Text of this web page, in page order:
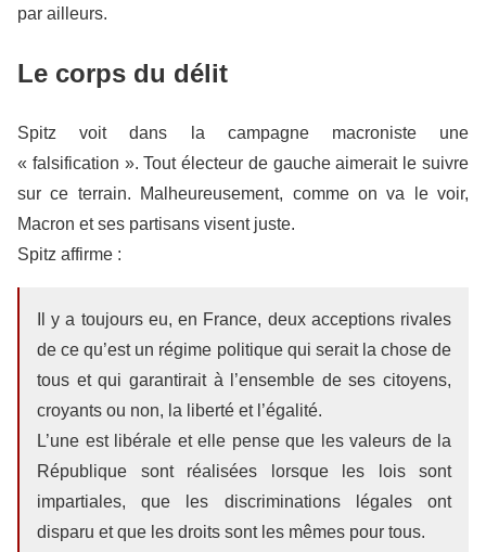
par ailleurs.
Le corps du délit
Spitz voit dans la campagne macroniste une
« falsification ». Tout électeur de gauche aimerait le suivre
sur ce terrain. Malheureusement, comme on va le voir,
Macron et ses partisans visent juste.
Spitz affirme :
Il y a toujours eu, en France, deux acceptions rivales
de ce qu’est un régime politique qui serait la chose de
tous et qui garantirait à l’ensemble de ses citoyens,
croyants ou non, la liberté et l’égalité.
L’une est libérale et elle pense que les valeurs de la
République sont réalisées lorsque les lois sont
impartiales, que les discriminations légales ont
disparu et que les droits sont les mêmes pour tous.